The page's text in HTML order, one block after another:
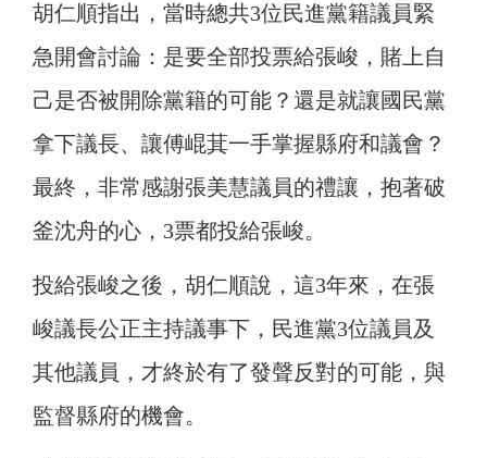
胡仁順指出，當時總共3位民進黨籍議員緊
急開會討論：是要全部投票給張峻，賭上自
己是否被開除黨籍的可能？還是就讓國民黨
拿下議長、讓傅崐萁一手掌握縣府和議會？
最終，非常感謝張美慧議員的禮讓，抱著破
釜沈舟的心，3票都投給張峻。
投給張峻之後，胡仁順說，這3年來，在張
峻議長公正主持議事下，民進黨3位議員及
其他議員，才終於有了發聲反對的可能，與
監督縣府的機會。